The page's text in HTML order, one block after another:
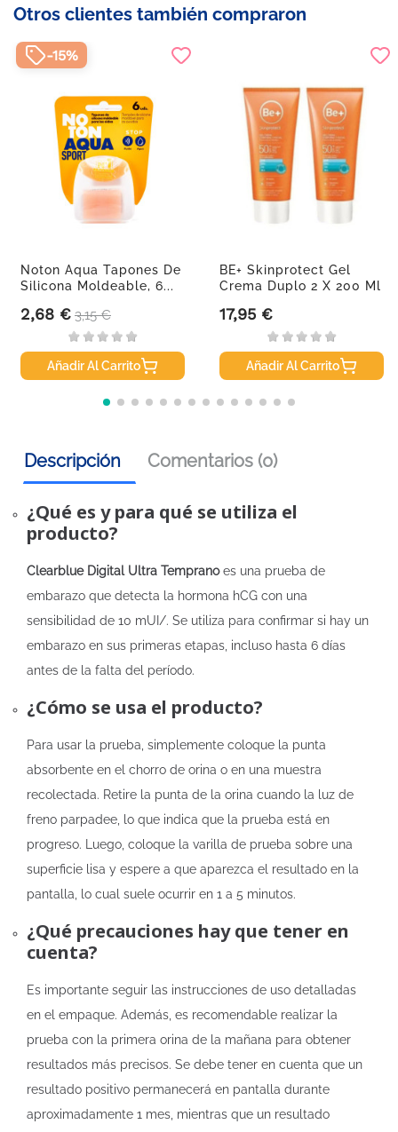
Otros clientes también compraron
Noton Aqua Tapones De
Silicona Moldeable, 6...
Precio
2,68 € Precio base
3,15 €
Añadir Al Carrito
-15%
BE+ Skinprotect Gel
Crema Duplo 2 X 200 Ml
Precio
17,95 €
Añadir Al Carrito
Descripción Comentarios (0)
¿Qué es y para qué se utiliza el
producto?
Clearblue Digital Ultra Tempranoes una prueba de
embarazo que detecta la hormona hCG con una
sensibilidad de 10 mUI/. Se utiliza para confirmar si hay un
embarazo en sus primeras etapas, incluso hasta 6 días
antes de la falta del período.
¿Cómo se usa el producto?
Para usar la prueba, simplemente coloque la punta
absorbente en el chorro de orina o en una muestra
recolectada. Retire la punta de la orina cuando la luz de
freno parpadee, lo que indica que la prueba está en
progreso. Luego, coloque la varilla de prueba sobre una
superficie lisa y espere a que aparezca el resultado en la
pantalla, lo cual suele ocurrir en 1 a 5 minutos.
¿Qué precauciones hay que tener en
cuenta?
Es importante seguir las instrucciones de uso detalladas
en el empaque. Además, es recomendable realizar la
prueba con la primera orina de la mañana para obtener
resultados más precisos. Se debe tener en cuenta que un
resultado positivo permanecerá en pantalla durante
aproximadamente 1 mes, mientras que un resultado